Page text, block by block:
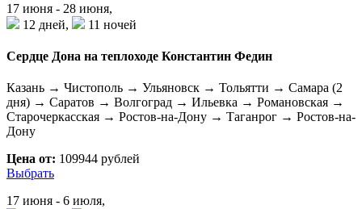
17 июня - 28 июня,
12 дней,
11 ночей
Сердце Дона на теплоходе Константин Федин
Казань → Чистополь → Ульяновск → Тольятти → Самара (2
дня) → Саратов → Волгоград → Ильевка → Романовская →
Старочеркасская → Ростов-на-Дону → Таганрог → Ростов-на-
Дону
Цена от: 109944 рублей
Выбрать
17 июня - 6 июля,